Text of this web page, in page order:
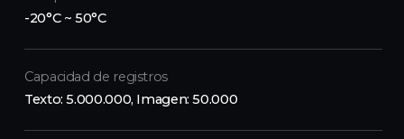
-20°C ~ 50°C
Capacidad de registros
Texto: 5.000.000, Imagen: 50.000